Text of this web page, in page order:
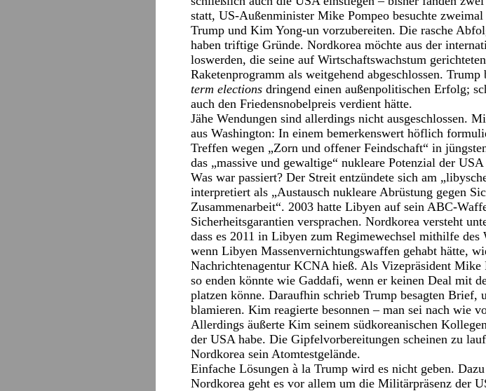
statt, US-Außenminister Mike Pompeo besuchte
Trump und Kim Yong-un vorzubereiten. Die rasche
haben triftige Gründe. Nordkorea möchte aus der
loswerden, die seine auf Wirtschaftswachstum
Raketenprogramm als weitgehend abgeschlossen.
term elections dringend einen außenpolitischen Erfolg;
auch den Friedensnobelpreis verdient hätte.
Jähe Wendungen sind allerdings nicht ausgeschlossen.
aus Washington: In einem bemerkenswert höflich
Treffen wegen „Zorn und offener Feindschaft“ in
das „massive und gewaltige“ nukleare Potenzial der
Was war passiert? Der Streit entzündete sich am
interpretiert als „Austausch nukleare Abrüstung gegen
Zusammenarbeit“. 2003 hatte Libyen auf sein ABC-
Sicherheitsgarantien versprachen. Nordkorea versteht
dass es 2011 in Libyen zum Regimewechsel mithilfe
wenn Libyen Massenvernichtungswaffen gehabt hätte,
Nachrichtenagentur KCNA hieß. Als Vizepräsident
so enden könnte wie Gaddafi, wenn er keinen Deal mit
platzen könne. Daraufhin schrieb Trump besagten
blamieren. Kim reagierte besonnen – man sei nach wie
Allerdings äußerte Kim seinem südkoreanischen
der USA habe. Die Gipfelvorbereitungen scheinen zu
Nordkorea sein Atomtestgelände.
Einfache Lösungen à la Trump wird es nicht geben.
Nordkorea geht es vor allem um die Militärpräsenz der